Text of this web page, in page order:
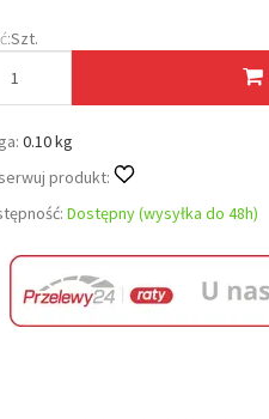
Szt.
0.10 kg
produkt:
Dostępny (wysyłka do 48h)